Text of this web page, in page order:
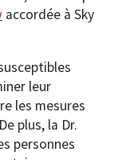
accordée à Sky
leur
les mesures
plus, la Dr.
personnes